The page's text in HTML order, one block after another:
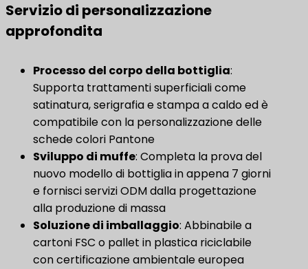
Servizio di personalizzazione
approfondita
Processo del corpo della bottiglia:
Supporta trattamenti superficiali come
satinatura, serigrafia e stampa a caldo ed è
compatibile con la personalizzazione delle
schede colori Pantone
Sviluppo di muffe​: Completa la prova del
nuovo modello di bottiglia in appena 7 giorni
e fornisci servizi ODM dalla progettazione
alla produzione di massa
Soluzione di imballaggio​: Abbinabile a
cartoni FSC o pallet in plastica riciclabile
con certificazione ambientale europea